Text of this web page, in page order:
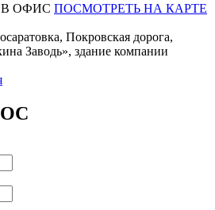
ОФИС ПОСМОТРЕТЬ НА КАРТЕ
Покровская дорога,
Заводь», здание компании